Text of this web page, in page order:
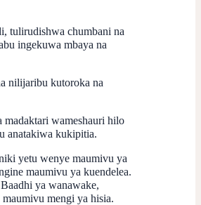
tulirudishwa chumbani na
ingekuwa mbaya na
nilijaribu kutoroka na
wameshauri hilo
anatakiwa kukipitia.
yetu wenye maumivu ya
maumivu ya kuendelea.
ya wanawake,
mengi ya hisia.